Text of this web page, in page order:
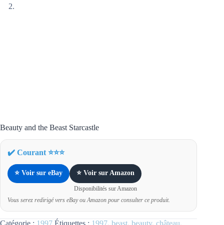
Beauty and the Beast Starcastle
✔️ Courant ⭐⭐⭐
⭐ Voir sur eBay ⭐ Voir sur Amazon
Disponibilités sur Amazon
Vous serez redirigé vers eBay ou Amazon pour consulter ce produit.